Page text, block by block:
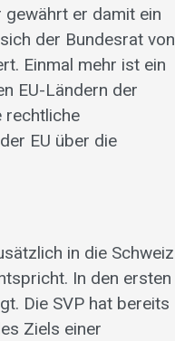
gewährt er damit ein
der Bundesrat von
Einmal mehr ist ein
EU-Ländern der
rechtliche
EU über die
in die Schweiz
In den ersten
Die SVP hat bereits
Ziels einer